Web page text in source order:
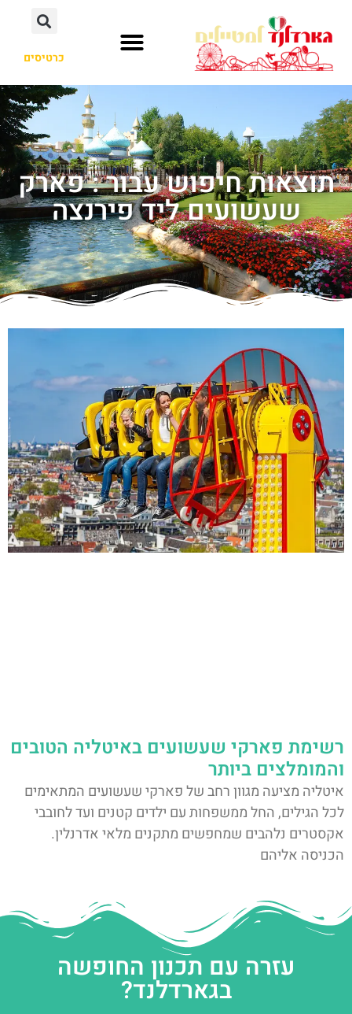
כרטיסים
תוצאות חיפוש עבור : פארק
שעשועים ליד פירנצה
רשימת פארקי שעשועים באיטליה הטובים
והמומלצים ביותר
איטליה מציעה מגוון רחב של פארקי שעשועים המתאימים
לכל הגילים, החל ממשפחות עם ילדים קטנים ועד לחובבי
אקסטרים נלהבים שמחפשים מתקנים מלאי אדרנלין.
הכניסה אליהם
עזרה עם תכנון החופשה
בגארדלנד?